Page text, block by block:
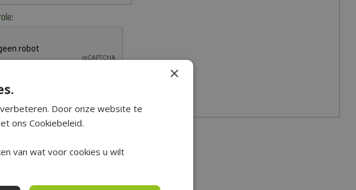
×
Door onze website te
ons Cookiebeleid.
van wat voor cookies u wilt